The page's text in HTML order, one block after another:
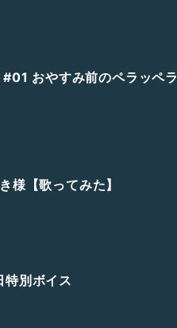
#01 おやすみ前のペラッペラ
様【歌ってみた】
別ボイス